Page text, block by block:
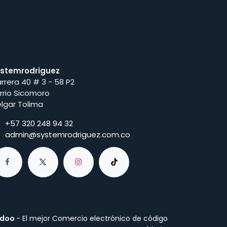
40 # 3 - 58 P2
Sicomoro
Tolima
+57 320 248 94 32
admin@systemrodriguez.com.co
- El mejor Comercio electrónico de código